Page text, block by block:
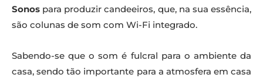
Sonos para produzir candeeiros, que, na sua essência,
são colunas de som com Wi-Fi integrado.
Sabendo-se que o som é fulcral para o ambiente da
casa, sendo tão importante para a atmosfera em casa